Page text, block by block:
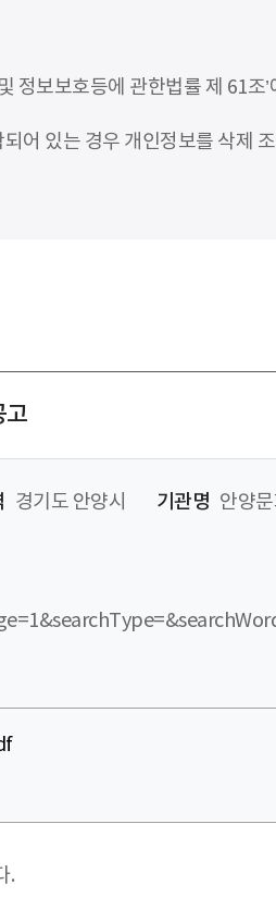
보보호등에 관한법률 제 61조
어 있는 경우 개인정보를 삭제
고
경기도 안양시 기관명 안양
.